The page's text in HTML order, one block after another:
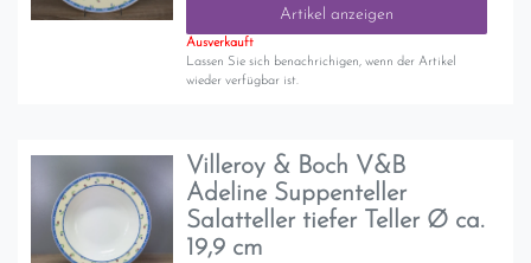
Artikel anzeigen
Ausverkauft
Lassen Sie sich benachrichigen, wenn der Artikel
wieder verfügbar ist.
Villeroy & Boch V&B
Adeline Suppenteller
Salatteller tiefer Teller Ø ca.
19,9 cm